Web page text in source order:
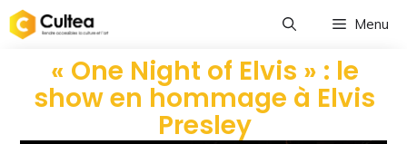
Menu
« One Night of Elvis » : le
show en hommage à Elvis
Presley